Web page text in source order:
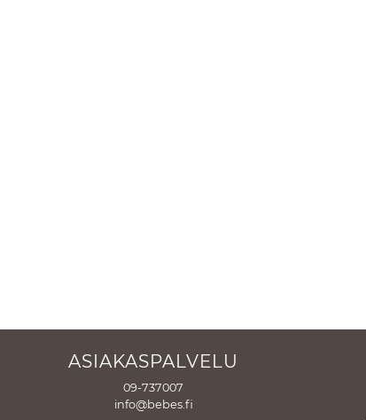
ASIAKASPALVELU
09-737007
info@bebes.fi